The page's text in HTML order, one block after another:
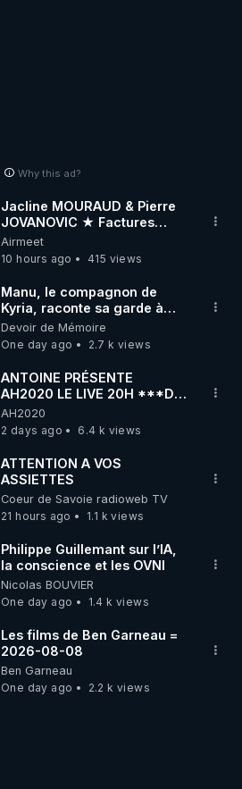
Why this ad?
Jacline MOURAUD & Pierre
JOVANOVIC ★ Factures
Impayées : Où Est Passé Le
Pognon ?
Airmeet
10 hours ago
415 views
Manu, le compagnon de
Kyria, raconte sa garde à
vue musclée. PARTAGEZ!
Devoir de Mémoire
One day ago
2.7 k views
ANTOINE PRÉSENTE
AH2020 LE LIVE 20H ***DU
06/08/2026***
AH2020
2 days ago
6.4 k views
ATTENTION A VOS
ASSIETTES
Coeur de Savoie radioweb TV
21 hours ago
1.1 k views
Philippe Guillemant sur l’IA,
la conscience et les OVNI
Nicolas BOUVIER
One day ago
1.4 k views
Les films de Ben Garneau =
2026-08-08
Ben Garneau
One day ago
2.2 k views